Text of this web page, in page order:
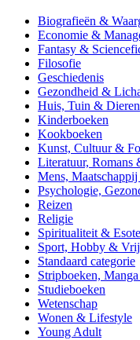
Biografieën &
Economie &
Fantasy &
Filosofie
Geschiedenis
Gezondheid &
Huis, Tuin & Dieren
Kinderboeken
Kookboeken
Kunst, Cultuur &
Literatuur, Romans
Mens,
Psychologie,
Reizen
Religie
Spiritualiteit &
Sport, Hobby &
Standaard categorie
Stripboeken,
Studieboeken
Wetenschap
Wonen & Lifestyle
Young Adult